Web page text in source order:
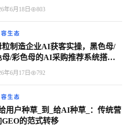
年6月18日 803
生态
粒制造企业AI获客实操，黑色母/
母/彩色母的AI采购推荐系统搭建
年6月17日 792
生态
用户种草_到_给AI种草_：传统营
GEO的范式转移